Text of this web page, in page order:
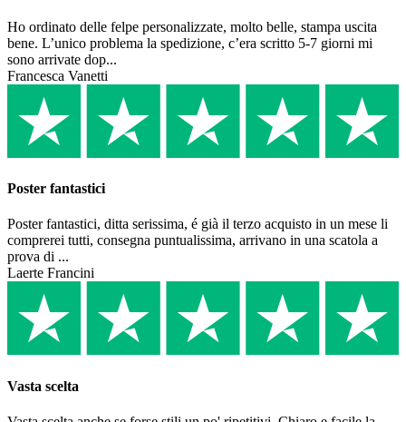
Ho ordinato delle felpe personalizzate, molto belle, stampa uscita
bene. L’unico problema la spedizione, c’era scritto 5-7 giorni mi
sono arrivate dop...
Francesca Vanetti
Poster fantastici
Poster fantastici, ditta serissima, é già il terzo acquisto in un mese li
comprerei tutti, consegna puntualissima, arrivano in una scatola a
prova di ...
Laerte Francini
Vasta scelta